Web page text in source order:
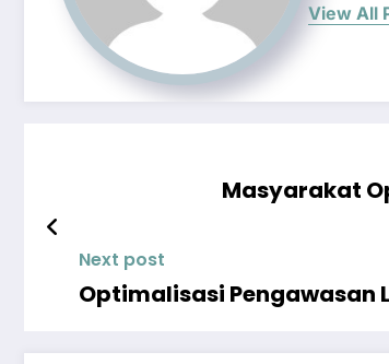
View All
Masyarakat
Next post
Optimalisasi Pengawasan